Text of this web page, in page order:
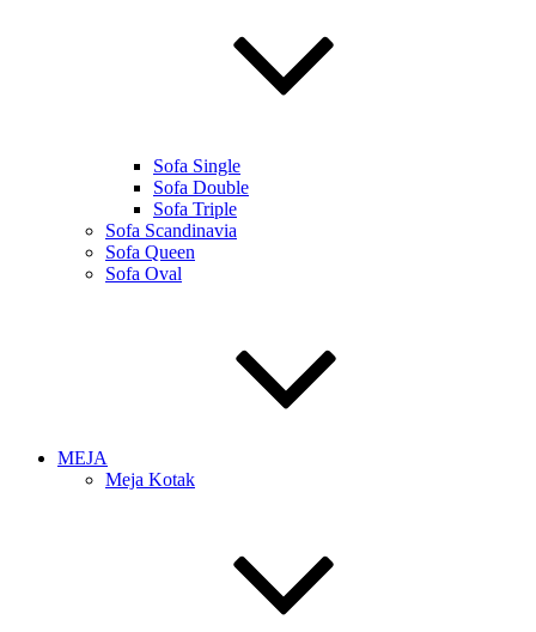
Sofa Single
Sofa Double
Sofa Triple
Sofa Scandinavia
Sofa Queen
Sofa Oval
MEJA
Meja Kotak